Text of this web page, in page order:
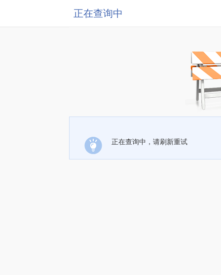
正在查询中
正在查询中，请刷新重试